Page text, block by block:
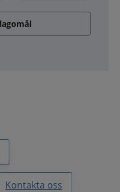
Kontakta oss